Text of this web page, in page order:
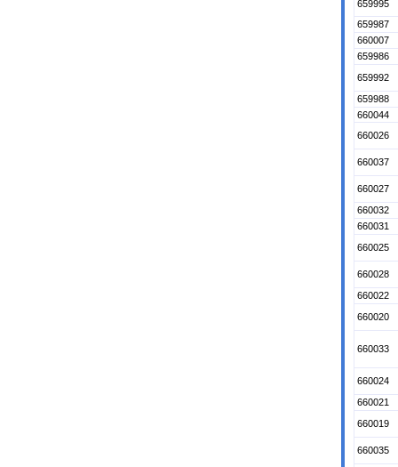
659995
659987
660007
659986
659992
659988
660044
660026
660037
660027
660032
660031
660025
660028
660022
660020
660033
660024
660021
660019
660035